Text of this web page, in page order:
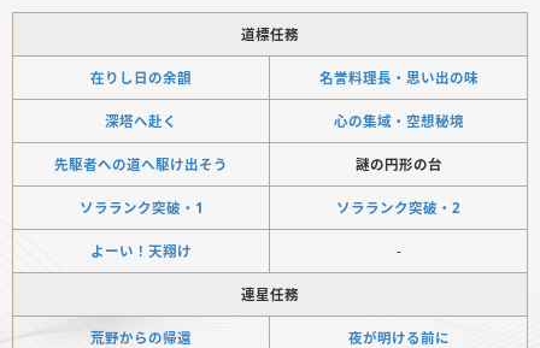
道標任務
在りし日の余韻 名誉料理長・思い出の味
深塔へ赴く 心の集域・空想秘境
先駆者への道へ駆け出そう 謎の円形の台
ソラランク突破・1 ソラランク突破・2
よーい！天翔け -
連星任務
荒野からの帰還 夜が明ける前に